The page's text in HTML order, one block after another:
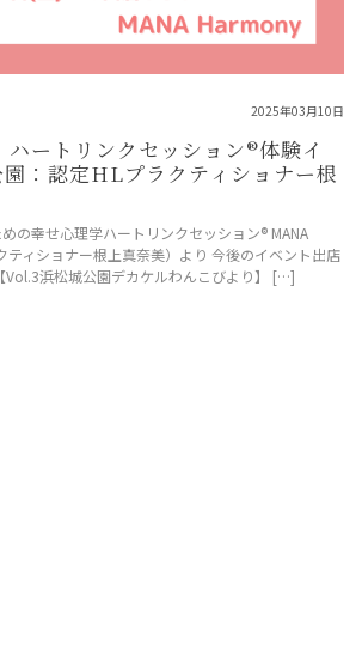
2025年03月10日
ハートリンクセッション®︎体験イ
：認定HLプラクティショナー根
の幸せ心理学ハートリンクセッション®️ MANA
ティショナー根上真奈美）より 今後のイベント出店
Vol.3浜松城公園デカケルわんこびより】 […]